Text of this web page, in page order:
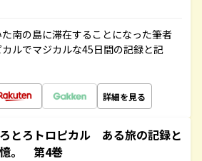
南の島に滞在することになった筆者
ルでマジカルな45日間の記録と記
詳細を見る
とろトロピカル ある旅の記録と
。 第4巻